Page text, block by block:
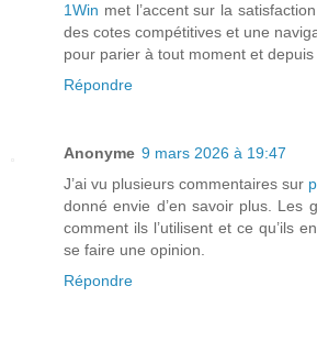
1Win met l’accent sur la
des cotes compétitives et une
pour parier à tout moment et depuis
Répondre
Anonyme 9 mars 2026 à 19:47
J’ai vu plusieurs commentaires sur
donné envie d’en savoir plus. Les
comment ils l’utilisent et ce qu’ils
se faire une opinion.
Répondre